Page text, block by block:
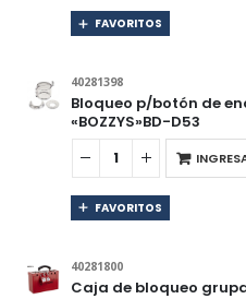
FAVORITOS
40281398
Bloqueo p/botón de
«BOZZYS»BD-D53
FAVORITOS
40281800
Caja de bloqueo